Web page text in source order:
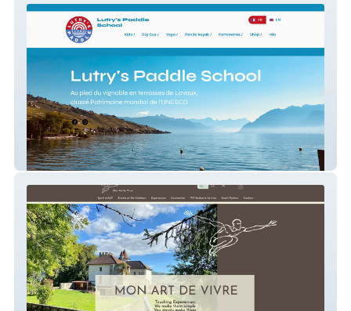
Lutry Paddle School